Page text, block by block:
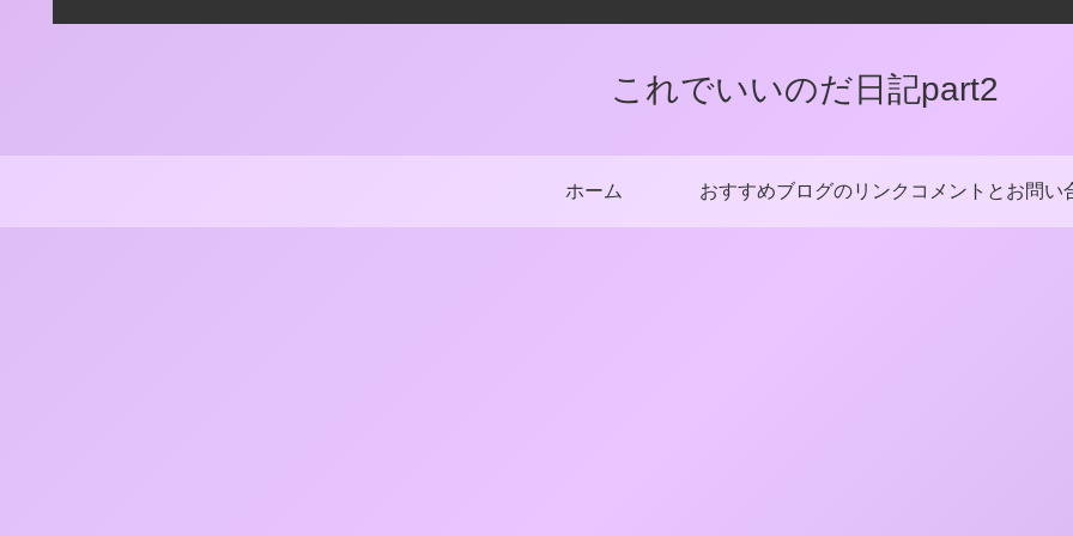
これでいいのだ日記part2
ホーム おすすめブログのリンク コメントとお問い